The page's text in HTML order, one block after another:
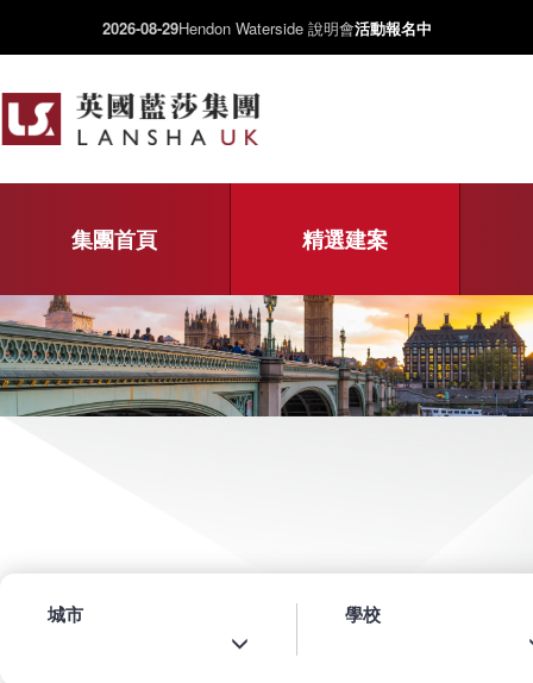
2026-08-29Hendon Waterside 說明會活動報名中
集團首頁 精選建案
城市 學校